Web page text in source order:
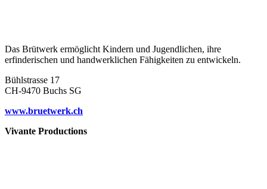
Das Brütwerk ermöglicht Kindern und Jugendlichen, ihre
erfinderischen und handwerklichen Fähigkeiten zu entwickeln.
Bühlstrasse 17
CH-9470 Buchs SG
www.bruetwerk.ch
Vivante Productions